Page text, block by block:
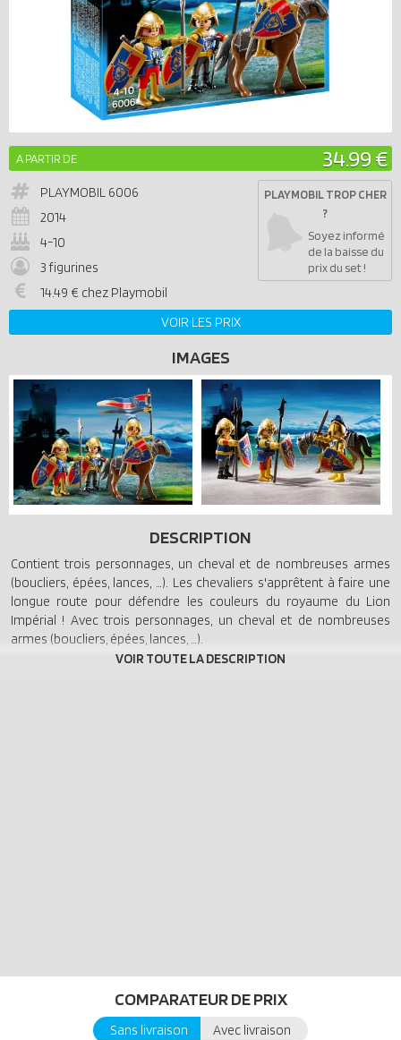
A PARTIR DE 34.99 €
PLAYMOBIL 6006
2014
4-10
3 figurines
14.49 € chez Playmobil
PLAYMOBIL TROP CHER
?
Soyez informé
de la baisse du
prix du set !
VOIR LES PRIX
IMAGES
DESCRIPTION
Contient trois personnages, un cheval et de nombreuses armes
(boucliers, épées, lances, …). Les chevaliers s'apprêtent à faire une
longue route pour défendre les couleurs du royaume du Lion
Impérial ! Avec trois personnages, un cheval et de nombreuses
armes (boucliers, épées, lances, …).
COMPARATEUR DE PRIX
Sans livraison Avec livraison